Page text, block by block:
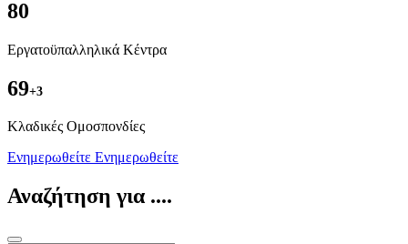
80
Εργατοϋπαλληλικά Κέντρα
69+3
Kλαδικές Ομοσπονδίες
Ενημερωθείτε Ενημερωθείτε
Αναζήτηση για ....